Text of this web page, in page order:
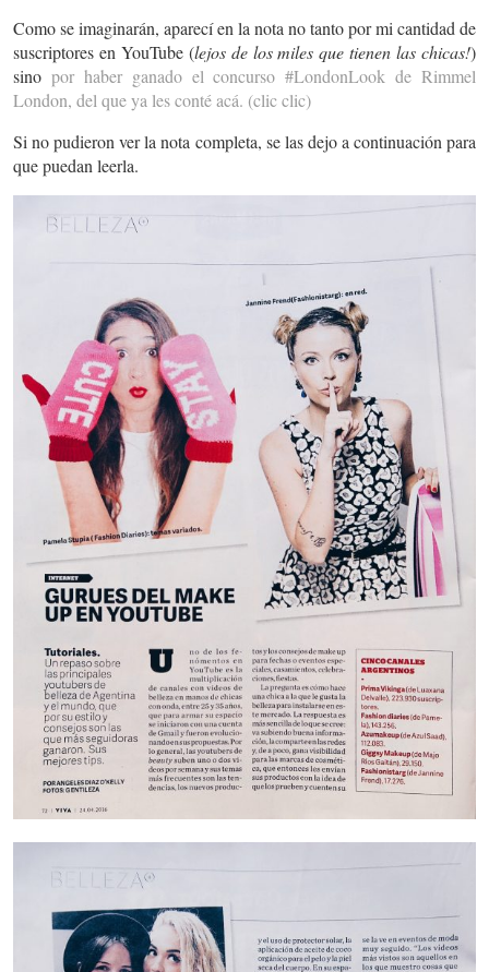
Como se imaginarán, aparecí en la nota no tanto por mi cantidad de
suscriptores en YouTube (lejos de los miles que tienen las chicas!)
sino por haber ganado el concurso #LondonLook de Rimmel
London, del que ya les conté acá. (clic clic)
Si no pudieron ver la nota completa, se las dejo a continuación para
que puedan leerla.